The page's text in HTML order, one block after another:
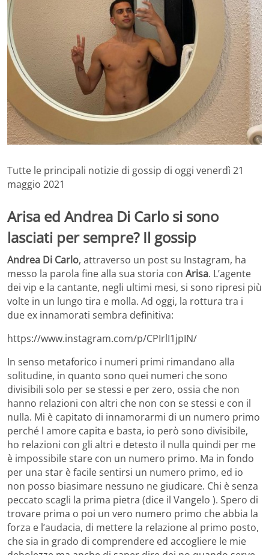
Tutte le principali notizie di gossip di oggi venerdì 21
maggio 2021
Arisa ed Andrea Di Carlo si sono
lasciati per sempre? Il gossip
Andrea Di Carlo, attraverso un post su Instagram, ha
messo la parola fine alla sua storia con Arisa. L’agente
dei vip e la cantante, negli ultimi mesi, si sono ripresi più
volte in un lungo tira e molla. Ad oggi, la rottura tra i
due ex innamorati sembra definitiva:
https://www.instagram.com/p/CPIrlI1jpIN/
In senso metaforico i numeri primi rimandano alla
solitudine, in quanto sono quei numeri che sono
divisibili solo per se stessi e per zero, ossia che non
hanno relazioni con altri che non con se stessi e con il
nulla. Mi è capitato di innamorarmi di un numero primo
perché l amore capita e basta, io però sono divisibile,
ho relazioni con gli altri e detesto il nulla quindi per me
è impossibile stare con un numero primo. Ma in fondo
per una star è facile sentirsi un numero primo, ed io
non posso biasimare nessuno ne giudicare. Chi è senza
peccato scagli la prima pietra (dice il Vangelo ). Spero di
trovare prima o poi un vero numero primo che abbia la
forza e l’audacia, di mettere la relazione al primo posto,
che sia in grado di comprendere ed accogliere le mie